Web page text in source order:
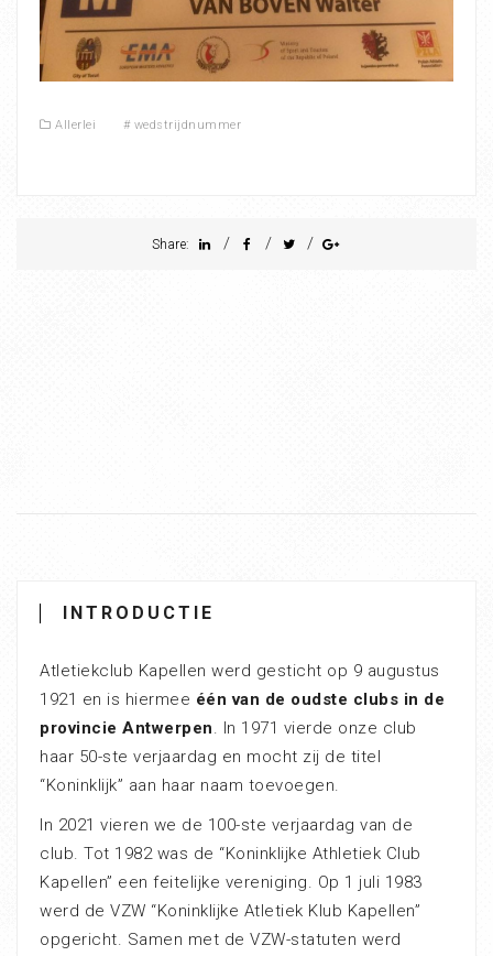
Allerlei # wedstrijdnummer
Share: / / /
INTRODUCTIE
Atletiekclub Kapellen werd gesticht op 9 augustus
1921 en is hiermee één van de oudste clubs in de
provincie Antwerpen. In 1971 vierde onze club
haar 50-ste verjaardag en mocht zij de titel
“Koninklijk” aan haar naam toevoegen.
In 2021 vieren we de 100-ste verjaardag van de
club. Tot 1982 was de “Koninklijke Athletiek Club
Kapellen” een feitelijke vereniging. Op 1 juli 1983
werd de VZW “Koninklijke Atletiek Klub Kapellen”
opgericht. Samen met de VZW-statuten werd